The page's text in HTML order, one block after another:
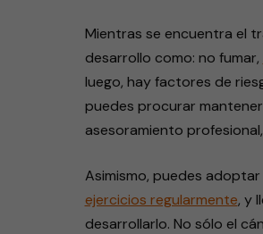
Mientras se encuentra el
desarrollo como: no fumar,
luego, hay factores de
puedes procurar
asesoramiento
Asimismo, puedes adoptar
ejercicios regularmente, y
desarrollarlo. No sólo el